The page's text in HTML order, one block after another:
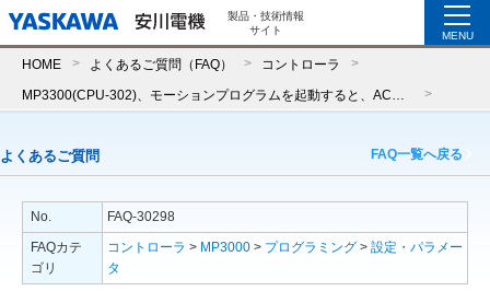
製品・技術情報
サイト
MENU
HOME よくあるご質問（FAQ） コントローラ
よくあるご質問 FAQ一覧へ戻る
No.
FAQ-30298
FAQカテ
ゴリ
コントローラ > MP3000 > プログラミング > 設定・パラメー
タ